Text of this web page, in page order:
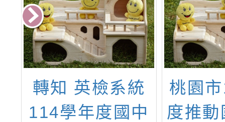
轉知 英檢系統
114學年度國中
桃園
度推